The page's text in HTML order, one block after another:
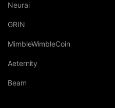
Neurai
GRIN
MimbleWimbleCoin
Aeternity
Beam